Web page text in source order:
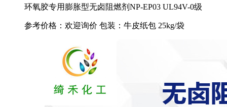
环氧胶专用膨胀型无卤阻燃剂NP-EP03 UL94V-0级
参考价格：欢迎询价 包装：牛皮纸包 25kg/袋